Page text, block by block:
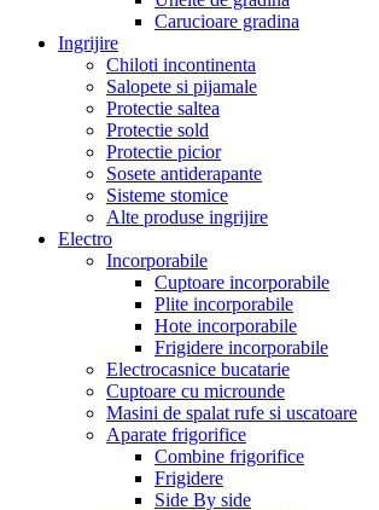
Carucioare gradina
Ingrijire
Chiloti incontinenta
Salopete si pijamale
Protectie saltea
Protectie sold
Protectie picior
Sosete antiderapante
Sisteme stomice
Alte produse ingrijire
Electro
Incorporabile
Cuptoare incorporabile
Plite incorporabile
Hote incorporabile
Frigidere incorporabile
Electrocasnice bucatarie
Cuptoare cu microunde
Masini de spalat rufe si uscatoare
Aparate frigorifice
Combine frigorifice
Frigidere
Side By side